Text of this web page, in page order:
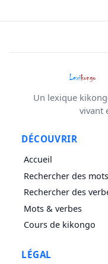
Un lexique
vivant
DÉCOUVRIR
Accueil
Rechercher des mots
Rechercher des
Mots & verbes
Cours de kikongo
LÉGAL